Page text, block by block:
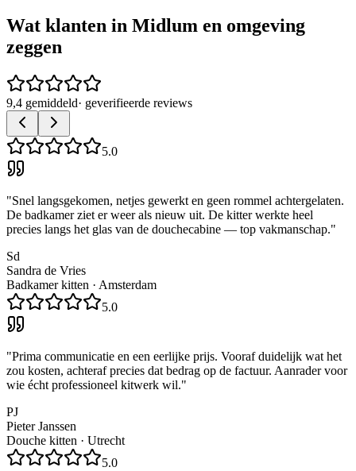
Wat klanten in Midlum en omgeving
zeggen
9,4 gemiddeld· geverifieerde reviews
5.0
"Snel langsgekomen, netjes gewerkt en geen rommel achtergelaten.
De badkamer ziet er weer als nieuw uit. De kitter werkte heel
precies langs het glas van de douchecabine — top vakmanschap."
Sd
Sandra de Vries
Badkamer kitten · Amsterdam
5.0
"Prima communicatie en een eerlijke prijs. Vooraf duidelijk wat het
zou kosten, achteraf precies dat bedrag op de factuur. Aanrader voor
wie écht professioneel kitwerk wil."
PJ
Pieter Janssen
Douche kitten · Utrecht
5.0